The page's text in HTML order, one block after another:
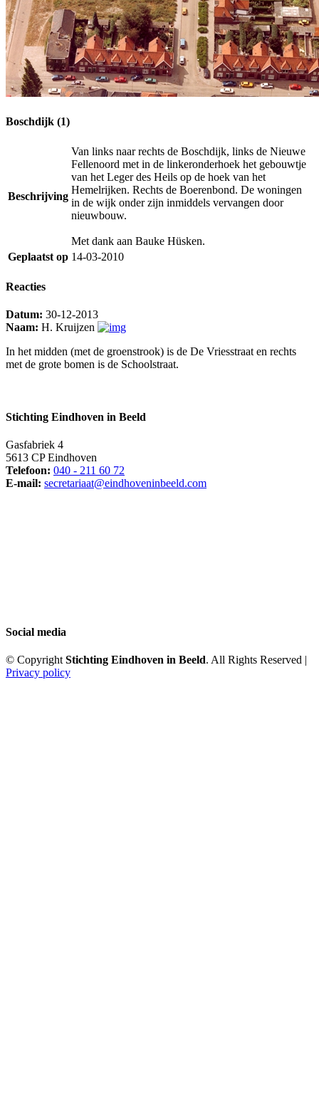
Boschdijk (1)
Beschrijving
Van links naar rechts de Boschdijk, links de Nieuwe
Fellenoord met in de linkeronderhoek het gebouwtje
van het Leger des Heils op de hoek van het
Hemelrijken. Rechts de Boerenbond. De woningen
in de wijk onder zijn inmiddels vervangen door
nieuwbouw.
Met dank aan Bauke Hüsken.
Geplaatst op 14-03-2010
Reacties
Datum: 30-12-2013
Naam: H. Kruijzen
In het midden (met de groenstrook) is de De Vriesstraat en rechts
met de grote bomen is de Schoolstraat.
Stichting Eindhoven in Beeld
Gasfabriek 4
5613 CP Eindhoven
Telefoon: 040 - 211 60 72
E-mail: secretariaat@eindhoveninbeeld.com
Social media
© CopyrightStichting Eindhoven in Beeld. All Rights Reserved |
Privacy policy